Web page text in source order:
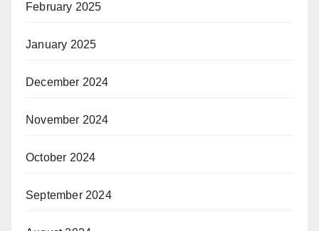
February 2025
January 2025
December 2024
November 2024
October 2024
September 2024